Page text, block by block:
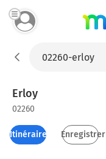
Erloy
02260
Itinéraires Enregistrer